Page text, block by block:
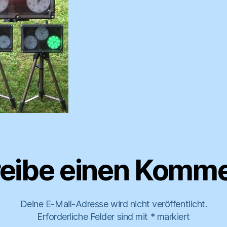
einen
Deine E-Mail-Adresse wird nicht veröffentlicht.
Erforderliche Felder sind mit * markiert